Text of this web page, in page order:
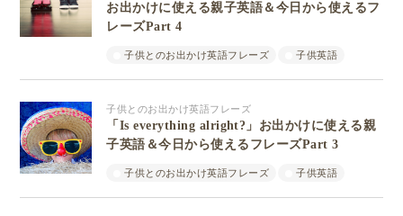
お出かけに使える親子英語＆今日から使えるフ
レーズPart 4
子供とのお出かけ英語フレーズ 子供英語
子供とのお出かけ英語フレーズ
「Is everything alright?」お出かけに使える親
子英語＆今日から使えるフレーズPart 3
子供とのお出かけ英語フレーズ 子供英語